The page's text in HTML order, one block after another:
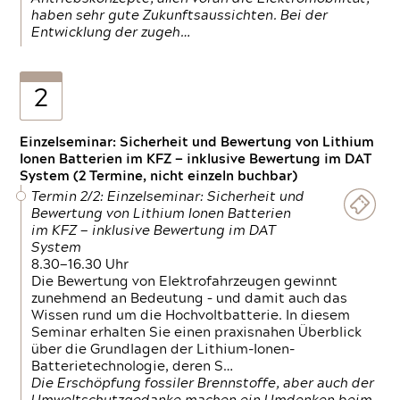
haben sehr gute Zukunftsaussichten. Bei der
Entwicklung der zugeh…
2
Einzelseminar: Sicherheit und Bewertung von Lithium
Ionen Batterien im KFZ — inklusive Bewertung im DAT
System (2 Termine, nicht einzeln buchbar)
Termin 2/2: Einzelseminar: Sicherheit und
Bewertung von Lithium Ionen Batterien
im KFZ — inklusive Bewertung im DAT
System
8.30—16.30 Uhr
Die Bewertung von Elektrofahrzeugen gewinnt
zunehmend an Bedeutung – und damit auch das
Wissen rund um die Hochvoltbatterie. In diesem
Seminar erhalten Sie einen praxisnahen Überblick
über die Grundlagen der Lithium-Ionen-
Batterietechnologie, deren S…
Die Erschöpfung fossiler Brennstoffe, aber auch der